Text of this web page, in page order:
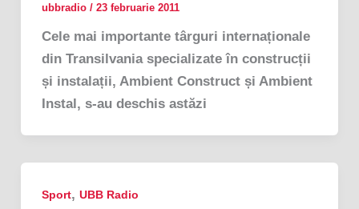
ubbradio / 23 februarie 2011
Cele mai importante târguri internaționale
din Transilvania specializate în construcții
și instalații, Ambient Construct și Ambient
Instal, s-au deschis astăzi
Sport, UBB Radio